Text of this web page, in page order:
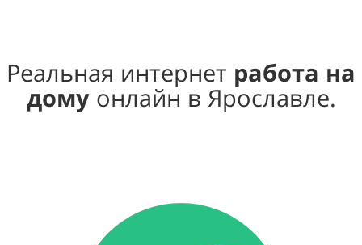
Реальная интернет работа на
домуонлайн в Ярославле.